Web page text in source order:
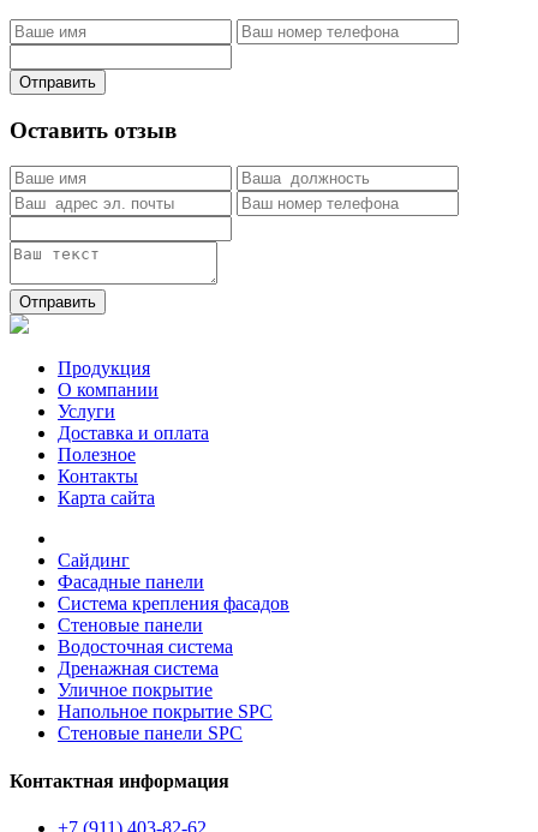
Отправить
Оставить отзыв
Отправить
Продукция
О компании
Услуги
Доставка и оплата
Полезное
Контакты
Карта сайта
Сайдинг
Фасадные панели
Система крепления фасадов
Стеновые панели
Водосточная система
Дренажная система
Уличное покрытие
Напольное покрытие SPC
Стеновые панели SPC
Контактная информация
+7 (911) 403-82-62